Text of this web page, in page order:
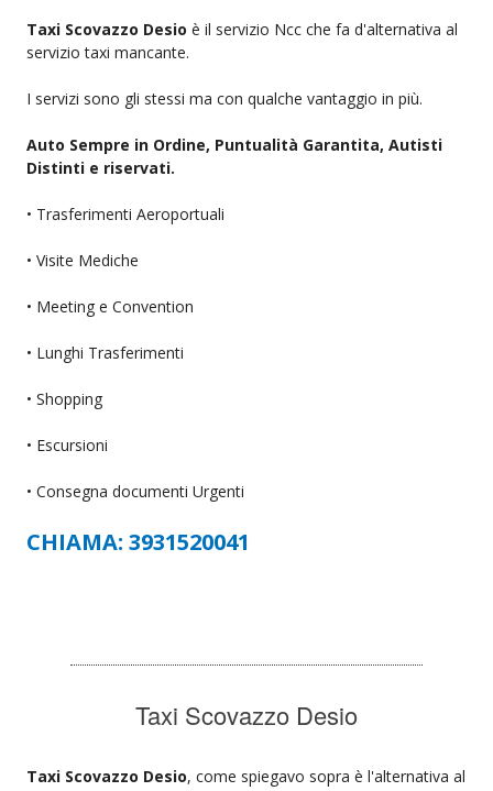
Taxi Scovazzo Desio è il servizio Ncc che fa d'alternativa al
servizio taxi mancante.
I servizi sono gli stessi ma con qualche vantaggio in più.
Auto Sempre in Ordine, Puntualità Garantita, Autisti
Distinti e riservati.
• Trasferimenti Aeroportuali
• Visite Mediche
• Meeting e Convention
• Lunghi Trasferimenti
• Shopping
• Escursioni
• Consegna documenti Urgenti
CHIAMA: 3931520041
Taxi Scovazzo Desio
Taxi Scovazzo Desio, come spiegavo sopra è l'alternativa al